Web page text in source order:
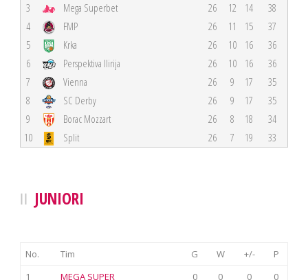
3
Mega Superbet 26 12 14
38
4
FMP 26 11 15
37
5
Krka 26 10 16
36
6
Perspektiva Ilirija 26 10 16
36
7
Vienna 26 9 17
35
8
SC Derby 26 9 17
35
9
Borac Mozzart 26 8 18
34
10
Split 26 7 19 33
JUNIORI
No. Tim G W +/-
P
1
MEGA SUPER 0 0 0 0